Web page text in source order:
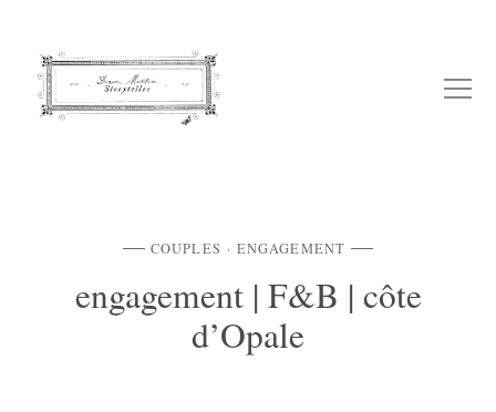
COUPLES ENGAGEMENT
engagement | F&B | côte
d’Opale